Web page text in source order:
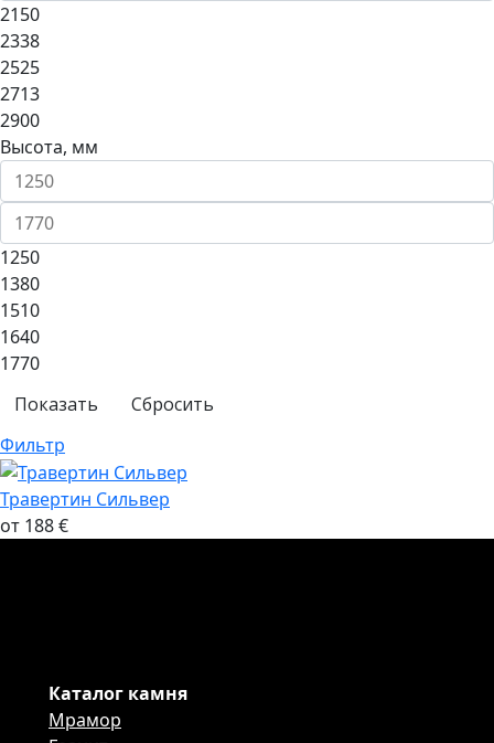
2150
2338
2525
2713
2900
Высота, мм
1250
1380
1510
1640
1770
Сбросить
Фильтр
Травертин Сильвер
от 188 €
Каталог камня
Мрамор